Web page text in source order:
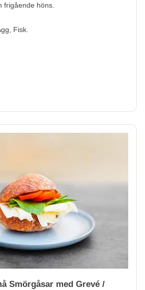
frigående höns.
Fisk.
Smörgåsar med Grevé /